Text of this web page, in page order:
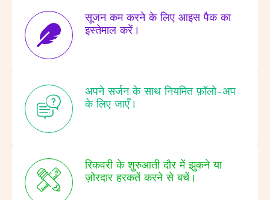
सूजन कम करने के लिए आइस पैक का
इस्तेमाल करें।
अपने सर्जन के साथ नियमित फ़ॉलो-अप
के लिए जाएँ।
रिकवरी के शुरुआती दौर में झुकने या
ज़ोरदार हरकतें करने से बचें।